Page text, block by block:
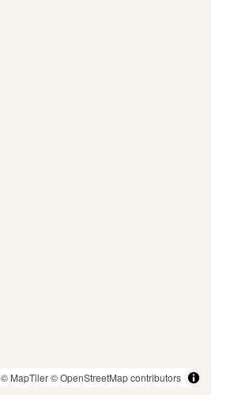
© MapTiler© OpenStreetMap contributors